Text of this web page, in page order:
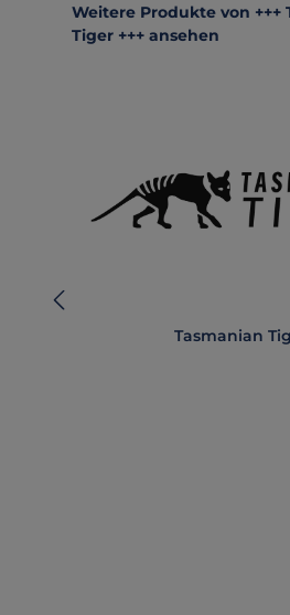
Produktgalerie überspringen
Weitere Produkte von +++
Tiger +++ ansehen
Tasmanian